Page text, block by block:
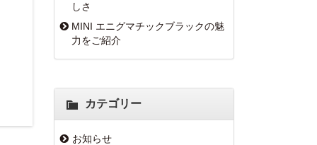
しさ
MINI エニグマチックブラックの魅
力をご紹介
カテゴリー
お知らせ